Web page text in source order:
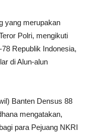
yang merupakan
Polri, mengikuti
Republik Indonesia,
di Alun-alun
Banten Densus 88
mengatakan,
para Pejuang NKRI